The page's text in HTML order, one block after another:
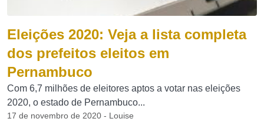
Eleições 2020: Veja a lista completa
dos prefeitos eleitos em
Pernambuco
Com 6,7 milhões de eleitores aptos a votar nas eleições
2020, o estado de Pernambuco...
17 de novembro de 2020 - Louise